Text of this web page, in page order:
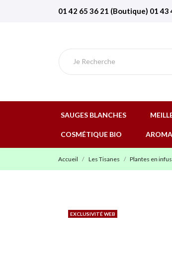
01 42 65 36 21 (Boutique) 01 43
SAUGES BLANCHES
COSMÉTIQUE BIO
Accueil Les Tisanes Plantes en
EXCLUSIVITÉ WEB